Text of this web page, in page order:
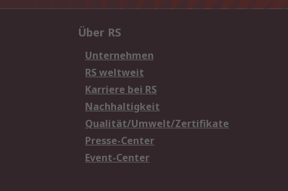
Über RS
Unternehmen
RS weltweit
Karriere bei RS
Nachhaltigkeit
Qualität/Umwelt/Zertifikate
Presse-Center
Event-Center